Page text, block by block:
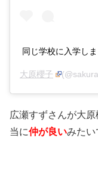
同じ学校に入学し
大原櫻子
広瀬すずさんが大
当に仲が良いみた